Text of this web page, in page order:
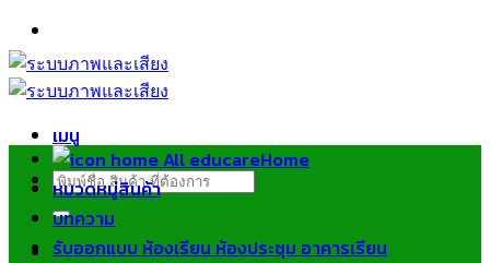
ข้าม
ไป
ยัง
เมนู
ค้นหา:
Home
หมวดหมู่สินค้า
บทความ
รับออกแบบ ห้องเรียน ห้องประชุม อาคารเรียน